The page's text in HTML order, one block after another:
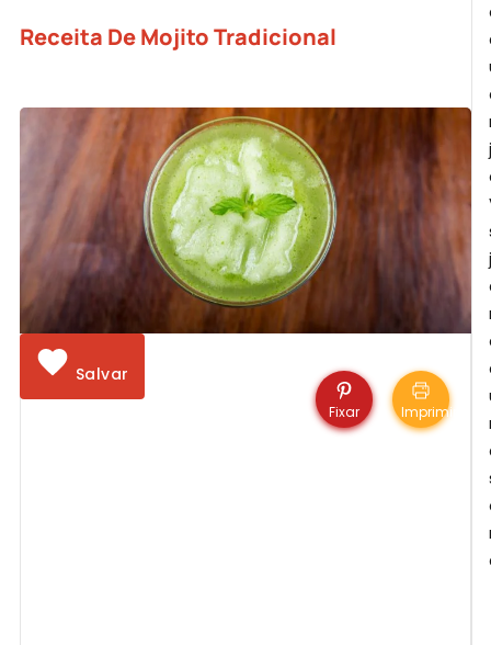
Receita De Mojito Tradicional
Fixar Imprimir
Salvar